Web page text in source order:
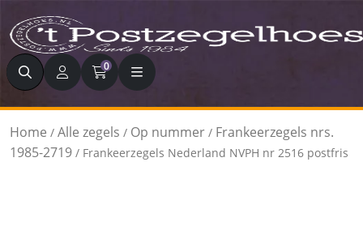
Zoeken 0
Home / Alle zegels / Op nummer / Frankeerzegels nrs.
1985-2719 / Frankeerzegels Nederland NVPH nr 2516 postfris